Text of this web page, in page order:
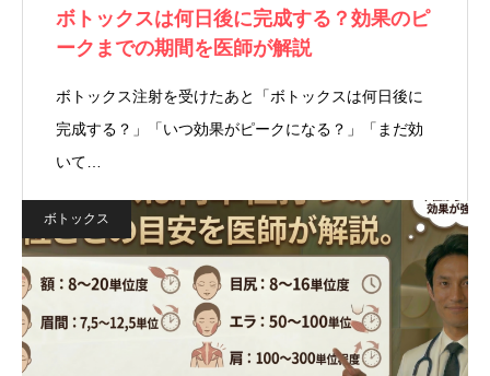
ボトックスは何日後に完成する？効果のピ
ークまでの期間を医師が解説
ボトックス注射を受けたあと「ボトックスは何日後に
完成する？」「いつ効果がピークになる？」「まだ効
いて…
ボトックス